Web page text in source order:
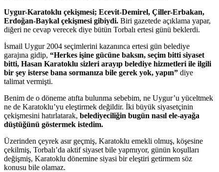
Uygur-Karatoklu çekişmesi; Ecevit-Demirel, Çiller-Erbakan,
Erdoğan-Baykal çekişmesi gibiydi. Biri gazetede açıklama yapar,
diğeri ne cevap verecek diye bütün Torbalı ertesi günü beklerdi.
İsmail Uygur 2004 seçimlerini kazanınca ertesi gün belediye
garajına gidip, “Herkes işine gücüne baksın, seçim bitti siyaset
bitti, Hasan Karatoklu sizleri arayıp belediye hizmetleri ile ilgili
bir şey isterse bana sormanıza bile gerek yok, yapın” diye
talimat vermişti.
Benim de o döneme atıfta bulunma sebebim, ne Uygur’u yüceltmek
ne de Karatoklu’yu eleştirmek değildir. İki büyük siyasetçinin
çekişmesini hatırlatarak, belediyeciliğin bugün nasıl ele-ayağa
düştüğünü göstermek istedim.
Üzerinden çeyrek asır geçmiş, Karatoklu emekli olmuş, köşesine
çekilmiş, Torbalı’da aktif siyaset bile yapmıyor, günün koşulları
değişmiş, Karatoklu dönemine siyasi bir eleştiri getirmem söz
konusu bile olamaz.